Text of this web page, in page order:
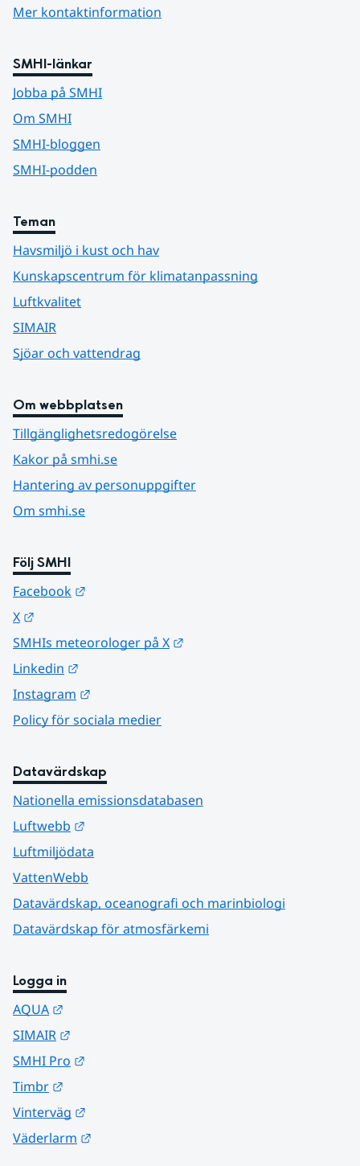
Mer kontaktinformation
SMHI-länkar
Jobba på SMHI
Om SMHI
SMHI-bloggen
SMHI-podden
Teman
Havsmiljö i kust och hav
Kunskapscentrum för klimatanpassning
Luftkvalitet
SIMAIR
Sjöar och vattendrag
Om webbplatsen
Tillgänglighetsredogörelse
Kakor på smhi.se
Hantering av personuppgifter
Om smhi.se
Följ SMHI
Facebook
X
SMHIs meteorologer på X
Linkedin
Instagram
Policy för sociala medier
Datavärdskap
Nationella emissionsdatabasen
Luftwebb
Luftmiljödata
VattenWebb
Datavärdskap, oceanografi och marinbiologi
Datavärdskap för atmosfärkemi
Logga in
AQUA
SIMAIR
SMHI Pro
Timbr
Vinterväg
Väderlarm